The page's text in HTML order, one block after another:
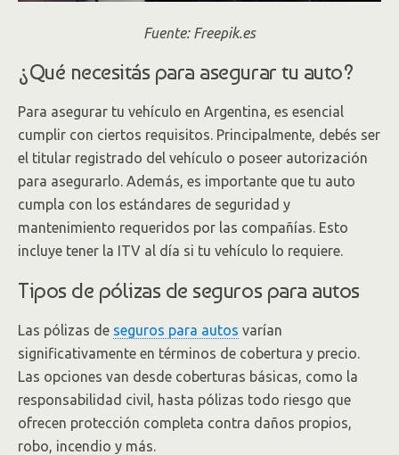
Fuente: Freepik.es
¿Qué necesitás para asegurar tu auto?
Para asegurar tu vehículo en Argentina, es esencial
cumplir con ciertos requisitos. Principalmente, debés ser
el titular registrado del vehículo o poseer autorización
para asegurarlo. Además, es importante que tu auto
cumpla con los estándares de seguridad y
mantenimiento requeridos por las compañías. Esto
incluye tener la ITV al día si tu vehículo lo requiere.
Tipos de pólizas de seguros para autos
Las pólizas de seguros para autos varían
significativamente en términos de cobertura y precio.
Las opciones van desde coberturas básicas, como la
responsabilidad civil, hasta pólizas todo riesgo que
ofrecen protección completa contra daños propios,
robo, incendio y más.